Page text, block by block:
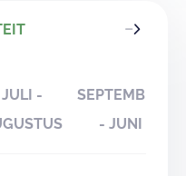
JULI -
SEPTEMBER
- JUNI